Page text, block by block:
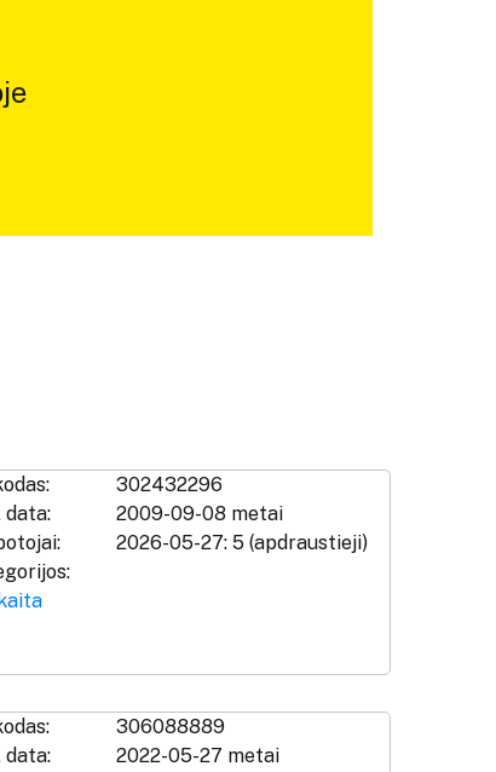
302432296
data:
2009-09-08 metai
2026-05-27: 5 (apdraustieji)
306088889
data:
2022-05-27 metai